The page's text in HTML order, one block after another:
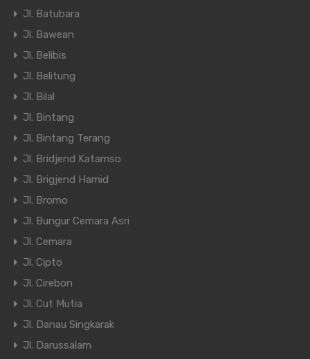
Jl. Batubara
Jl. Bawean
Jl. Belibis
Jl. Belitung
Jl. Bilal
Jl. Bintang
Jl. Bintang Terang
Jl. Bridjend Katamso
Jl. Brigjend Hamid
Jl. Bromo
Jl. Bungur Cemara Asri
Jl. Cemara
Jl. Cipto
Jl. Cirebon
Jl. Cut Mutia
Jl. Danau Singkarak
Jl. Darussalam